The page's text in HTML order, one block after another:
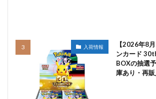
入荷情報
【2026年8
ンカード
BOXの抽選
庫あり・再